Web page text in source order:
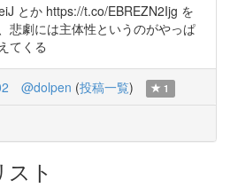
とか https://t.co/EBREZN2Ijg を
悲劇には主体性というのがやっぱ
てくる
@dolpen (投稿一覧) 1
ト